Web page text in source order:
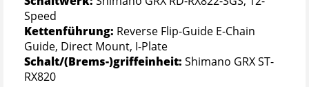
Speed
Kettenführung: Reverse Flip-Guide E-Chain
Guide, Direct Mount, I-Plate
Schalt/(Brems-)griffeinheit: Shimano GRX ST-
RX820